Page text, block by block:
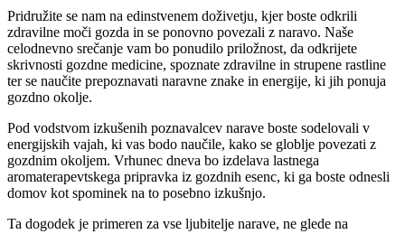
Pridružite se nam na edinstvenem doživetju, kjer boste odkrili
zdravilne moči gozda in se ponovno povezali z naravo. Naše
celodnevno srečanje vam bo ponudilo priložnost, da odkrijete
skrivnosti gozdne medicine, spoznate zdravilne in strupene rastline
ter se naučite prepoznavati naravne znake in energije, ki jih ponuja
gozdno okolje.
Pod vodstvom izkušenih poznavalcev narave boste sodelovali v
energijskih vajah, ki vas bodo naučile, kako se globlje povezati z
gozdnim okoljem. Vrhunec dneva bo izdelava lastnega
aromaterapevtskega pripravka iz gozdnih esenc, ki ga boste odnesli
domov kot spominek na to posebno izkušnjo.
Ta dogodek je primeren za vse ljubitelje narave, ne glede na